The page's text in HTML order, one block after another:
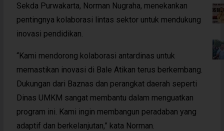
Sekda Purwakarta, Norman Nugraha, menekankan
pentingnya kolaborasi lintas sektor untuk mendukung
inovasi pendidikan.
“Kami mendorong kolaborasi antardinas untuk
memastikan inovasi di Bale Atikan terus berkembang.
Dukungan dari Baznas dan perangkat daerah seperti
Dinas UMKM sangat membantu dalam menguatkan
program ini. Kami ingin membangun peradaban yang
adaptif dan berkelanjutan,” kata Norman.